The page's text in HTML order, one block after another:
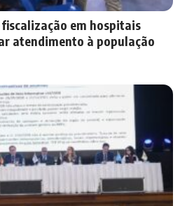
em hospitais
atendimento à população